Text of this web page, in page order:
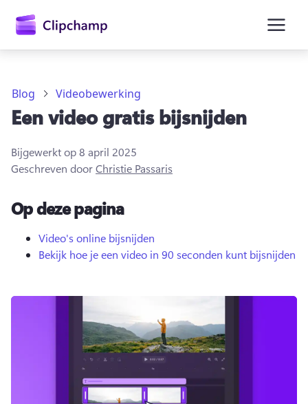
Aanmelden
Blog Videobewerking
Een video gratis bijsnijden
Bijgewerkt op8 april 2025
Geschreven doorChristie Passaris
Op deze pagina
Video's online bijsnijden
Bekijk hoe je een video in 90 seconden kunt bijsnijden